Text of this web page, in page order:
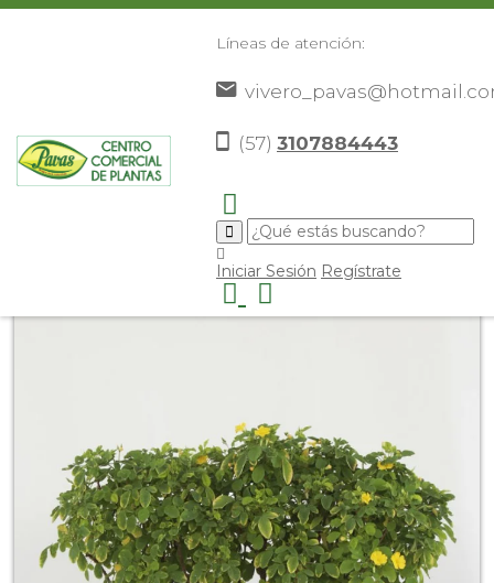
Líneas de atención:
(57) 3107884443
Iniciar Sesión Regístrate
Plantas> Plantas De Interior>San